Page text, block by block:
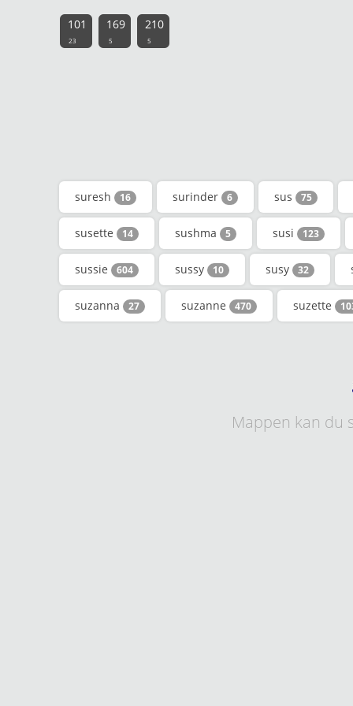
101
23
169
5
210
5
suresh 16 surinder 6 sus 75
susette 14 sushma 5 susi 123
sussie 604 sussy 10 susy 32
suzanna 27 suzanne 470 suzette
Mappen kan du